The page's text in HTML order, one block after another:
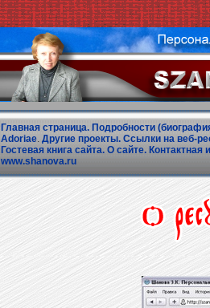
Главная страница. Подробности
Adoriae. Другие проекты. Ссылки на веб-
Гостевая книга сайта. О сайте. Контактная
www.shanova.ru